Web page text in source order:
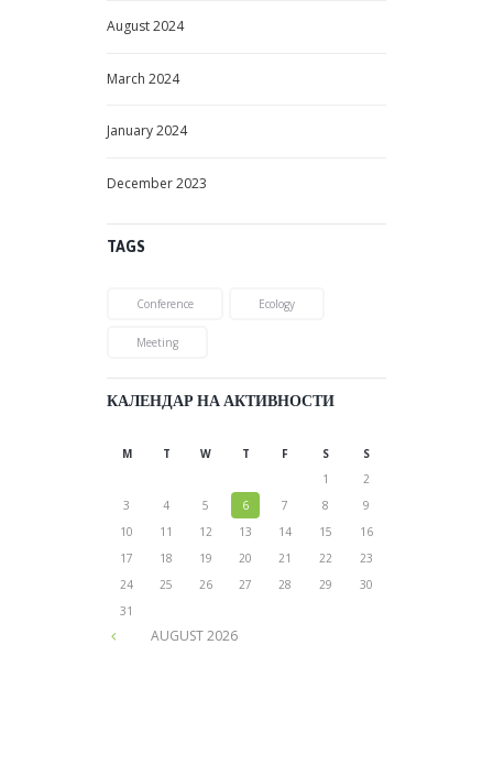
August2024
March 2024
January2024
December2023
TAGS
Conference Ecology
Meeting
КАЛЕНДАР НА АКТИВНОСТИ
M T W T F S S
AUGUST2026
1
2
3
4 5 6 7 8
9
10
11 12 13 14 15
16
17
18 19 20 21 22
23
24
25 26 27 28 29
30
31